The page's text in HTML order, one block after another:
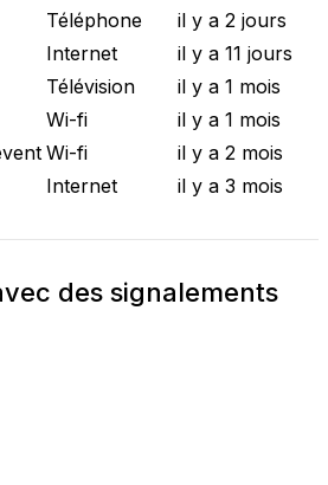
Téléphone
il y a 2 jours
Internet
il y a 11 jours
Télévision
il y a 1 mois
Wi-fi
il y a 1 mois
Wi-fi
il y a 2 mois
Internet il y a 3 mois
des signalements